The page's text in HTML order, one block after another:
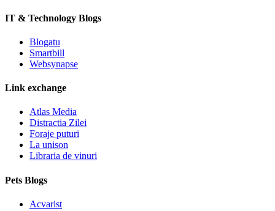
IT & Technology Blogs
Blogatu
Smartbill
Websynapse
Link exchange
Atlas Media
Distractia Zilei
Foraje puturi
La unison
Libraria de vinuri
Pets Blogs
Acvarist